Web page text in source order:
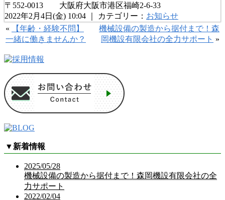
〒552-0013 大阪府大阪市港区福崎2-6-33
2022年2月4日(金) 10:04 ｜ カテゴリー： お知らせ
«
【年齢・経験不問】
一緒に働きませんか？
機械設備の製造から据付まで！森
岡機設有限会社の全力サポート »
▼ 新着情報
2025/05/28
機械設備の製造から据付まで！森岡機設有限会社の全
力サポート
2022/02/04